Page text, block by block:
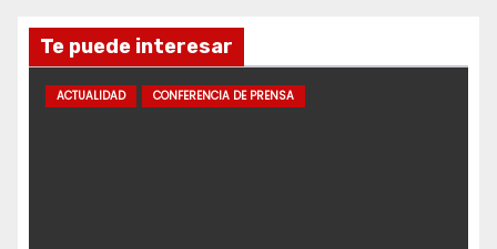
Te puede interesar
ACTUALIDAD CONFERENCIA DE PRENSA